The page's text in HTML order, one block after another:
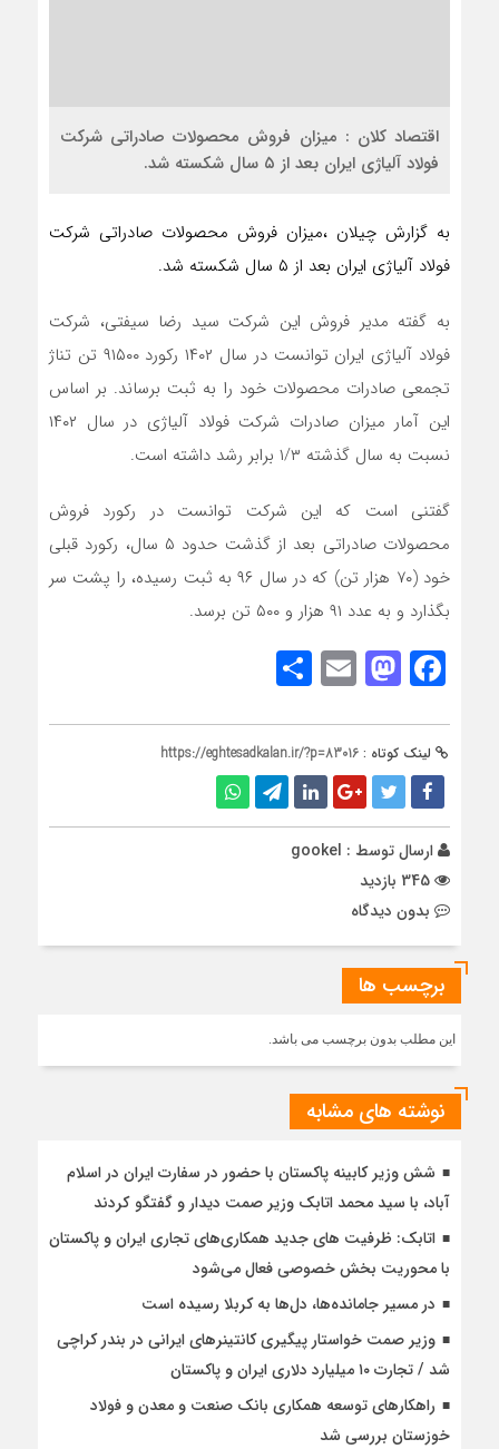
اقتصاد کلان : میزان فروش محصولات صادراتی شرکت
فولاد آلیاژی ایران بعد از ۵ سال شکسته شد.
به گزارش چیلان ،میزان فروش محصولات صادراتی شرکت
فولاد آلیاژی ایران بعد از ۵ سال شکسته شد.
به گفته مدیر فروش این شرکت سید رضا سیفتی، شرکت
فولاد آلیاژی ایران توانست در سال ۱۴۰۲ رکورد ۹۱۵۰۰ تن تناژ
تجمعی صادرات محصولات خود را به ثبت برساند. بر اساس
این آمار میزان صادرات شرکت فولاد آلیاژی در سال ۱۴۰۲
نسبت به سال گذشته ۱/۳ برابر رشد داشته است.
گفتنی است که این شرکت توانست در رکورد فروش
محصولات صادراتی بعد از گذشت حدود ۵ سال، رکورد قبلی
خود (۷۰ هزار تن) که در سال ۹۶ به ثبت رسیده، را پشت سر
بگذارد و به عدد ۹۱ هزار و ۵۰۰ تن برسد.
Facebook
Mastodon
Email
لینک کوتاه : https://eghtesadkalan.ir/?p=83016
ارسال توسط : gookel
بدون دیدگاه
برچسب ها
این مطلب بدون برچسب می باشد.
نوشته های مشابه
شش وزیر کابینه پاکستان با حضور در سفارت ایران در اسلام
آباد، با سيد محمد اتابك وزير صمت ديدار و گفتگو كردند
اتابک: ظرفیت های جدید همکاری‌های تجاری ایران و پاکستان
با محوریت بخش خصوصی فعال می‌شود
در مسیر جا‌مانده‌ها، دل‌ها به کربلا رسیده است
وزیر صمت خواستار پیگیری کانتینرهای ایرانی در بندر کراچی
شد / تجارت ۱۰ میلیارد دلاری ایران و پاکستان
راهکارهای توسعه همکاری بانک صنعت و معدن و فولاد
خوزستان بررسی شد